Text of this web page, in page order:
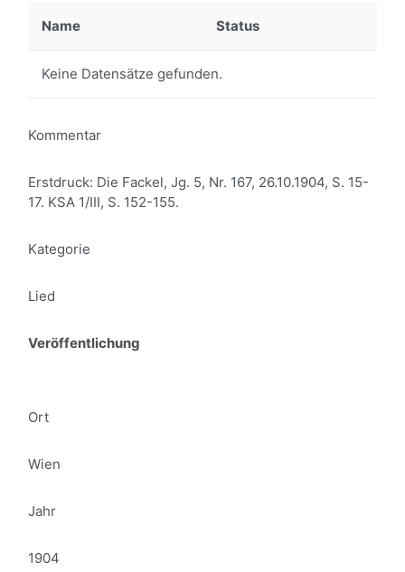
Name Status
Keine Datensätze gefunden.
Kommentar
Erstdruck: Die Fackel, Jg. 5, Nr. 167, 26.10.1904, S. 15-
17. KSA 1/III, S. 152-155.
Kategorie
Lied
Veröffentlichung
Ort
Wien
Jahr
1904